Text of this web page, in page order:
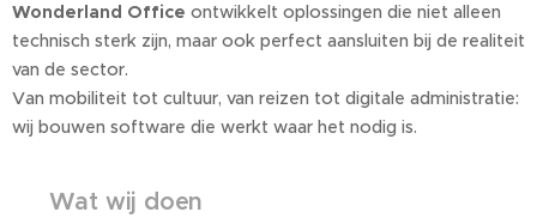
Wonderland Office ontwikkelt oplossingen die niet alleen
technisch sterk zijn, maar ook perfect aansluiten bij de realiteit
van de sector.
Van mobiliteit tot cultuur, van reizen tot digitale administratie:
wij bouwen software die werkt waar het nodig is.
Wat wij doen